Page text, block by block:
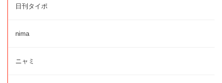
日刊タイポ
nima
ニャミ